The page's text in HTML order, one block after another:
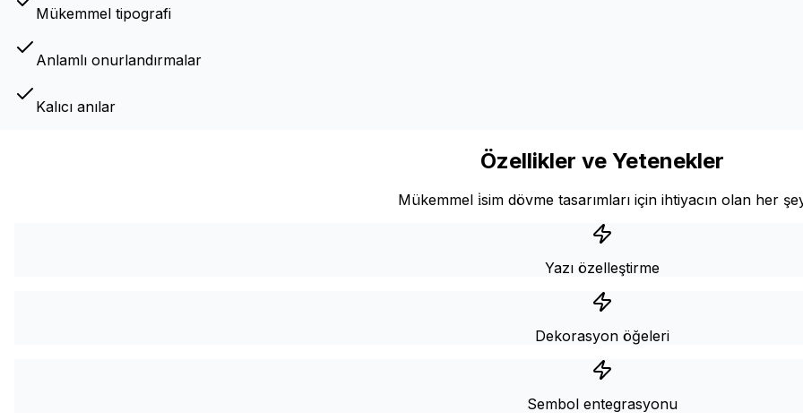
Mükemmel tipografi
Anlamlı onurlandırmalar
Kalıcı anılar
Özellikler ve Yetenekler
Mükemmel i̇sim dövme tasarımları için ihtiyacın olan her
Yazı özelleştirme
Dekorasyon öğeleri
Sembol entegrasyonu